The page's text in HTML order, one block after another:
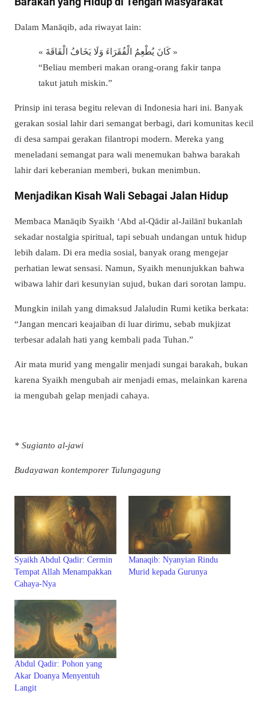
Dalam Manāqib, ada riwayat lain:
« كَانَ يُطْعِمُ الْفُقَرَاءَ وَلَا يَخَافُ الْفَاقَةَ »
“Beliau memberi makan orang-orang fakir tanpa
takut jatuh miskin.”
Prinsip ini terasa begitu relevan di Indonesia hari ini. Banyak
gerakan sosial lahir dari semangat berbagi, dari komunitas kecil
di desa sampai gerakan filantropi modern. Mereka yang
meneladani semangat para wali menemukan bahwa barakah
lahir dari keberanian memberi, bukan menimbun.
Menjadikan Kisah Wali Sebagai Jalan Hidup
Membaca Manāqib Syaikh ‘Abd al-Qādir al-Jailānī bukanlah
sekadar nostalgia spiritual, tapi sebuah undangan untuk hidup
lebih dalam. Di era media sosial, banyak orang mengejar
perhatian lewat sensasi. Namun, Syaikh menunjukkan bahwa
wibawa lahir dari kesunyian sujud, bukan dari sorotan lampu.
Mungkin inilah yang dimaksud Jalaludin Rumi ketika berkata:
“Jangan mencari keajaiban di luar dirimu, sebab mukjizat
terbesar adalah hati yang kembali pada Tuhan.”
Air mata murid yang mengalir menjadi sungai barakah, bukan
karena Syaikh mengubah air menjadi emas, melainkan karena
ia mengubah gelap menjadi cahaya.
* Sugianto al-jawi
Budayawan kontemporer Tulungagung
Syaikh Abdul Qadir: Cermin
Tempat Allah Menampakkan
Cahaya-Nya
Manaqib: Nyanyian Rindu
Murid kepada Gurunya
Abdul Qadir: Pohon yang
Akar Doanya Menyentuh
Langit